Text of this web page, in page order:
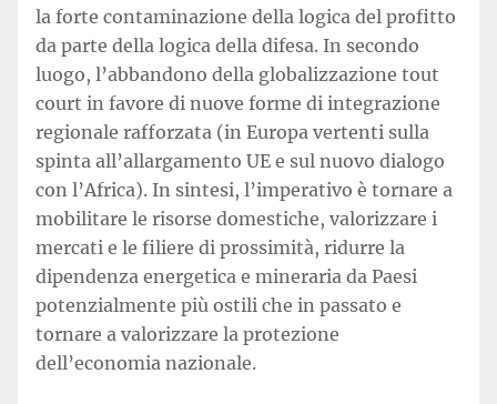
la forte contaminazione della logica del profitto
da parte della logica della difesa. In secondo
luogo, l’abbandono della globalizzazione tout
court in favore di nuove forme di integrazione
regionale rafforzata (in Europa vertenti sulla
spinta all’allargamento UE e sul nuovo dialogo
con l’Africa). In sintesi, l’imperativo è tornare a
mobilitare le risorse domestiche, valorizzare i
mercati e le filiere di prossimità, ridurre la
dipendenza energetica e mineraria da Paesi
potenzialmente più ostili che in passato e
tornare a valorizzare la protezione
dell’economia nazionale.